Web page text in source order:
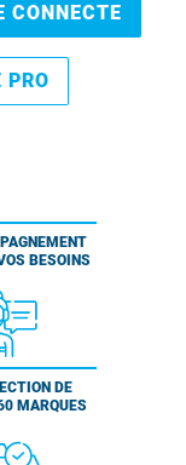
CONNECTE
PRO
BESOINS
DE
MARQUES